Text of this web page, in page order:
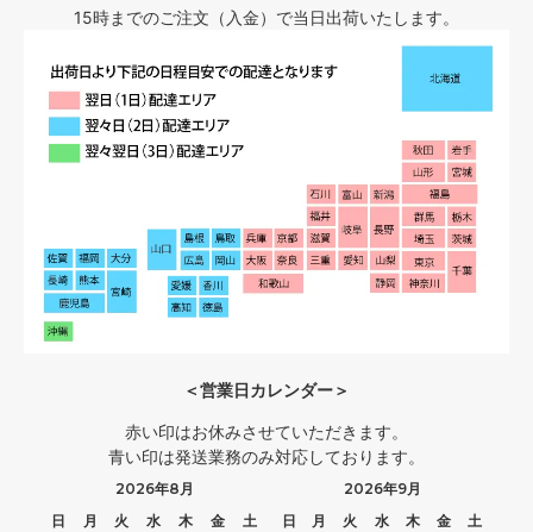
15時までのご注文（入金）で当日出荷いたします。
＜営業日カレンダー＞
赤い印はお休みさせていただきます。
青い印は発送業務のみ対応しております。
2026年8月
日
月 火 水 木 金
土
2026年9月
日
月 火 水 木 金
土